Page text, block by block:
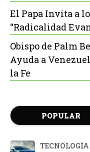
El Papa Invita a
“Radicalidad
Obispo de Palm
Ayuda a
la Fe
POPULAR
TECNOLOGÍA